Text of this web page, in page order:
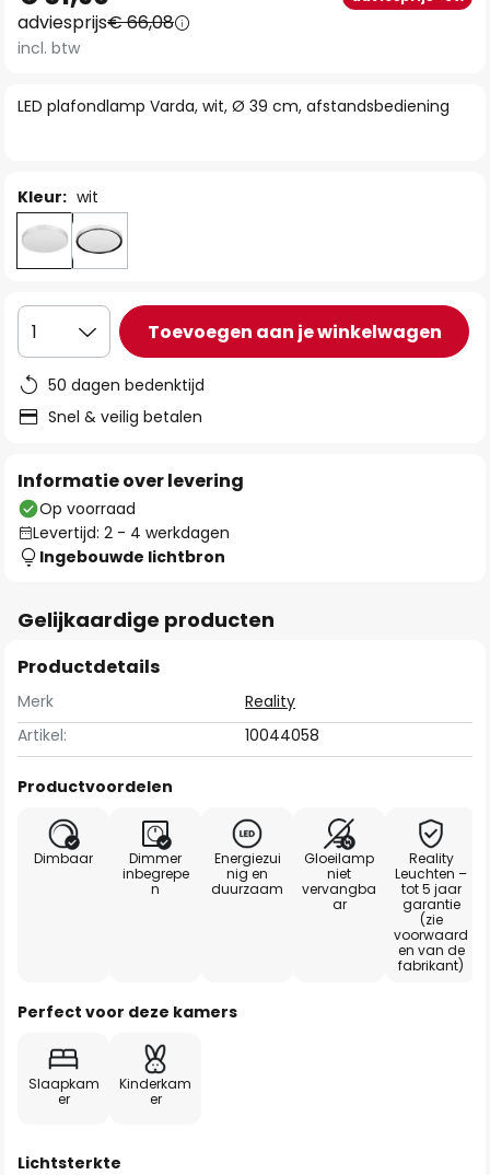
het
begin
de
LED plafondlamp Varda, wit, Ø 39 cm, afstandsbediening
adviesprijs€ 66,08
incl. btw
Kleur: wit
1 Toevoegen aan je winkelwagen
50 dagen bedenktijd
Snel & veilig betalen
Informatie over levering
Op voorraad
Levertijd: 2 - 4 werkdagen
Ingebouwde lichtbron
Gelijkaardige producten
Productdetails
Merk
Reality
Artikel:
10044058
Productvoordelen
Dimbaar
Dimmer
inbegrepe
n
Energiezui
nig en
duurzaam
Gloeilamp
niet
vervangba
ar
Reality
Leuchten –
tot 5 jaar
garantie
(zie
voorwaard
en van de
fabrikant)
Perfect voor deze kamers
Slaapkam
er
Kinderkam
er
Lichtsterkte